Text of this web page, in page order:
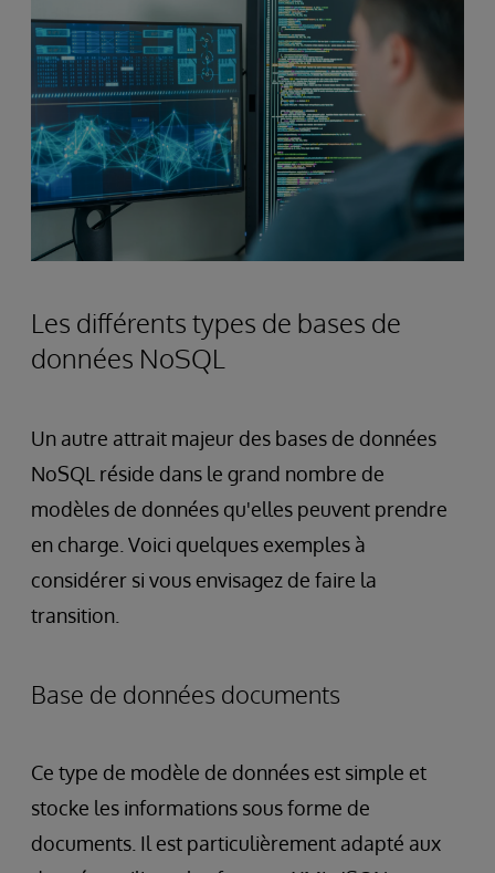
Les différents types de bases de
données NoSQL
Un autre attrait majeur des bases de données
NoSQL réside dans le grand nombre de
modèles de données qu'elles peuvent prendre
en charge. Voici quelques exemples à
considérer si vous envisagez de faire la
transition.
Base de données documents
Ce type de modèle de données est simple et
stocke les informations sous forme de
documents. Il est particulièrement adapté aux